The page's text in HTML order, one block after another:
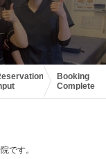
Booking
Complete
です。